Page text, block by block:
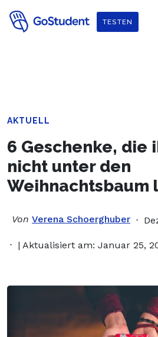
Verbessere dein Englisch und hol dir
Penguin
TESTEN
AKTUELL
6 Geschenke, die
nicht unter den
Weihnachtsbaum
Von Verena Schoerghuber
| Aktualisiert am: Januar 25,